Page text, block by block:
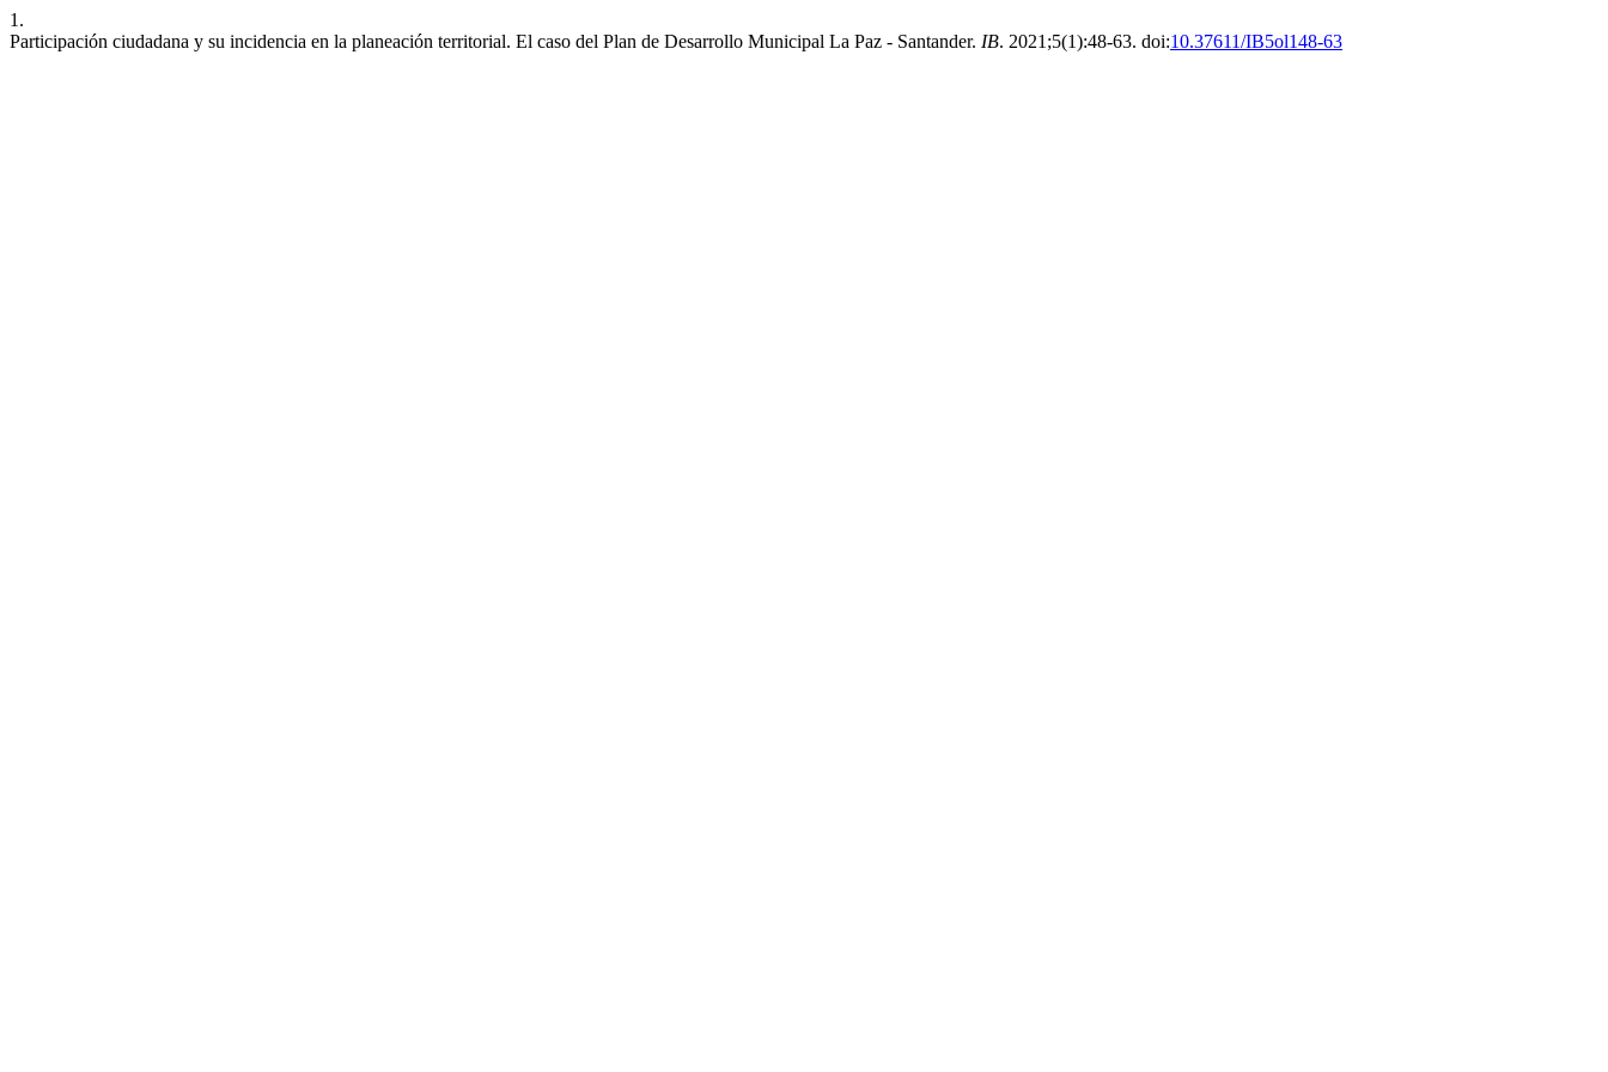
1.
Participación ciudadana y su incidencia en la planeación territorial. El caso del Plan de Desarrollo Municipal La Paz - Santander. IB. 2021;5(1):48-63. doi:10.37611/IB5ol148-63